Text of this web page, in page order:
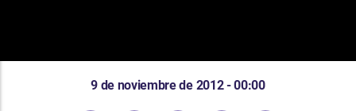
9 de noviembre de 2012 - 00:00